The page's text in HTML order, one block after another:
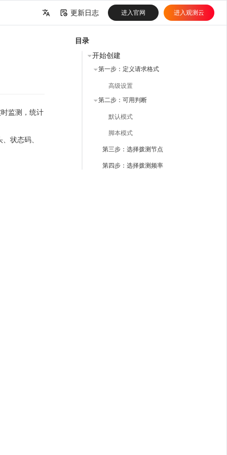
更新日志 进入官网 进入观测云
目录
开始创建
第一步：定义请求格式
高级设置
第二步：可用判断
默认模式
脚本模式
第三步：选择拨测节点
第四步：选择拨测频率
监测，统计
状态码、